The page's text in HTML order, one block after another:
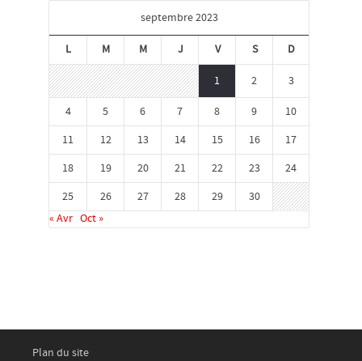
septembre 2023
L M M J V S D
1 2 3
4 5 6 7 8 9
10
11
12 13 14 15 16
17
18
19 20 21 22 23
24
25
26 27 28 29
30
« Avr Oct »
Plan du site